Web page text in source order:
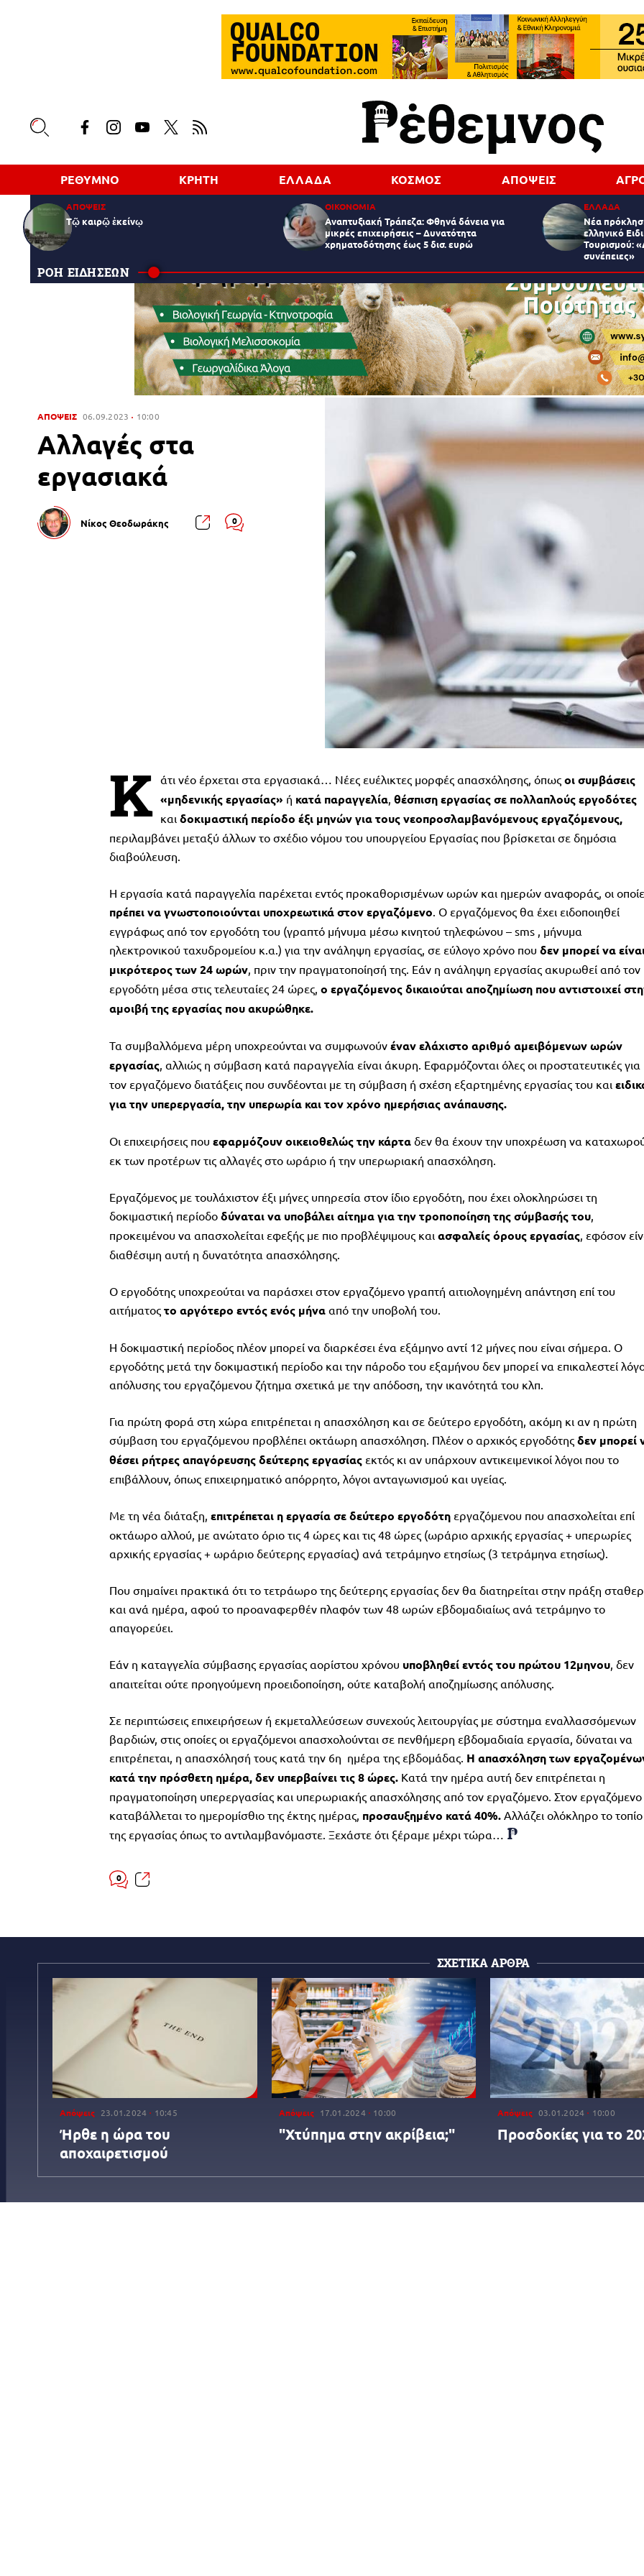
ΡΕΘΥΜΝΟ ΚΡΗΤΗ ΕΛΛΑΔΑ ΚΟΣΜΟΣ ΑΠΟΨΕΙΣ
ΑΠΟΨΕΙΣ
Τῷ καιρῷ ἐκείνῳ
ΟΙΚΟΝΟΜΙΑ
Αναπτυξιακή Τράπεζα: Φθηνά δάνεια για
μικρές επιχειρήσεις – Δυνατότητα
χρηματοδότησης έως 5 δισ. ευρώ
ΕΛΛΑΔΑ
Νέα
ελληνικό
Τουρισμού:
συνέπειες»
ΡΟΗ ΕΙΔΗΣΕΩΝ
ΑΠΟΨΕΙΣ 06.09.2023 10:00
Αλλαγές στα
εργασιακά
Νίκος Θεοδωράκης 0
Κ άτι νέο έρχεται στα εργασιακά… Νέες ευέλικτες μορφές απασχόλησης, όπως οι συμβάσεις
«μηδενικής εργασίας» ή κατά παραγγελία, θέσπιση εργασίας σε πολλαπλούς εργοδότες
και δοκιμαστική περίοδο έξι μηνών για τους νεοπροσλαμβανόμενους εργαζόμενους,
περιλαμβάνει μεταξύ άλλων το σχέδιο νόμου του υπουργείου Εργασίας που βρίσκεται σε δημόσια
διαβούλευση.
Η εργασία κατά παραγγελία παρέχεται εντός προκαθορισμένων ωρών και ημερών αναφοράς, οι
πρέπει να γνωστοποιούνται υποχρεωτικά στον εργαζόμενο. Ο εργαζόμενος θα έχει ειδοποιηθεί
εγγράφως από τον εργοδότη του (γραπτό μήνυμα μέσω κινητού τηλεφώνου – sms , μήνυμα
ηλεκτρονικού ταχυδρομείου κ.α.) για την ανάληψη εργασίας, σε εύλογο χρόνο που δεν μπορεί να
μικρότερος των 24 ωρών, πριν την πραγματοποίησή της. Εάν η ανάληψη εργασίας ακυρωθεί από τον
εργοδότη μέσα στις τελευταίες 24 ώρες, ο εργαζόμενος δικαιούται αποζημίωση που αντιστοιχεί
αμοιβή της εργασίας που ακυρώθηκε.
Τα συμβαλλόμενα μέρη υποχρεούνται να συμφωνούν έναν ελάχιστο αριθμό αμειβόμενων ωρών
εργασίας, αλλιώς η σύμβαση κατά παραγγελία είναι άκυρη. Εφαρμόζονται όλες οι προστατευτικές για
τον εργαζόμενο διατάξεις που συνδέονται με τη σύμβαση ή σχέση εξαρτημένης εργασίας του και
για την υπερεργασία, την υπερωρία και τον χρόνο ημερήσιας ανάπαυσης.
Οι επιχειρήσεις που εφαρμόζουν οικειοθελώς την κάρτα δεν θα έχουν την υποχρέωση να
εκ των προτέρων τις αλλαγές στο ωράριο ή την υπερωριακή απασχόληση.
Εργαζόμενος με τουλάχιστον έξι μήνες υπηρεσία στον ίδιο εργοδότη, που έχει ολοκληρώσει τη
δοκιμαστική περίοδο δύναται να υποβάλει αίτημα για την τροποποίηση της σύμβασής του,
προκειμένου να απασχολείται εφεξής με πιο προβλέψιμους και ασφαλείς όρους εργασίας, εφόσον
διαθέσιμη αυτή η δυνατότητα απασχόλησης.
Ο εργοδότης υποχρεούται να παράσχει στον εργαζόμενο γραπτή αιτιολογημένη απάντηση επί του
αιτήματος το αργότερο εντός ενός μήνα από την υποβολή του.
Η δοκιμαστική περίοδος πλέον μπορεί να διαρκέσει ένα εξάμηνο αντί 12 μήνες που είναι σήμερα. Ο
εργοδότης μετά την δοκιμαστική περίοδο και την πάροδο του εξαμήνου δεν μπορεί να επικαλεστεί
απόλυσης του εργαζόμενου ζήτημα σχετικά με την απόδοση, την ικανότητά του κλπ.
Για πρώτη φορά στη χώρα επιτρέπεται η απασχόληση και σε δεύτερο εργοδότη, ακόμη κι αν η πρώτη
σύμβαση του εργαζόμενου προβλέπει οκτάωρη απασχόληση. Πλέον ο αρχικός εργοδότης δεν μπορεί
θέσει ρήτρες απαγόρευσης δεύτερης εργασίας εκτός κι αν υπάρχουν αντικειμενικοί λόγοι που το
επιβάλλουν, όπως επιχειρηματικό απόρρητο, λόγοι ανταγωνισμού και υγείας.
Με τη νέα διάταξη, επιτρέπεται η εργασία σε δεύτερο εργοδότη εργαζόμενου που απασχολείται επί
οκτάωρο αλλού, με ανώτατο όριο τις 4 ώρες και τις 48 ώρες (ωράριο αρχικής εργασίας + υπερωρίες
αρχικής εργασίας + ωράριο δεύτερης εργασίας) ανά τετράμηνο ετησίως (3 τετράμηνα ετησίως).
Που σημαίνει πρακτικά ότι το τετράωρο της δεύτερης εργασίας δεν θα διατηρείται στην πράξη
και ανά ημέρα, αφού το προαναφερθέν πλαφόν των 48 ωρών εβδομαδιαίως ανά τετράμηνο το
απαγορεύει.
Εάν η καταγγελία σύμβασης εργασίας αορίστου χρόνου υποβληθεί εντός του πρώτου 12μηνου, δεν
απαιτείται ούτε προηγούμενη προειδοποίηση, ούτε καταβολή αποζημίωσης απόλυσης.
Σε περιπτώσεις επιχειρήσεων ή εκμεταλλεύσεων συνεχούς λειτουργίας με σύστημα εναλλασσόμενων
βαρδιών, στις οποίες οι εργαζόμενοι απασχολούνται σε πενθήμερη εβδομαδιαία εργασία, δύναται να
επιτρέπεται, η απασχόλησή τους κατά την 6η ημέρα της εβδομάδας. Η απασχόληση των
κατά την πρόσθετη ημέρα, δεν υπερβαίνει τις 8 ώρες. Κατά την ημέρα αυτή δεν επιτρέπεται η
πραγματοποίηση υπερεργασίας και υπερωριακής απασχόλησης από τον εργαζόμενο. Στον εργαζόμενο
καταβάλλεται το ημερομίσθιο της έκτης ημέρας, προσαυξημένο κατά 40%. Αλλάζει ολόκληρο το τοπίο
της εργασίας όπως το αντιλαμβανόμαστε. Ξεχάστε ότι ξέραμε μέχρι τώρα…
0
ΣΧΕΤΙΚΑ ΑΡΘΡΑ
Απόψεις 23.01.2024 10:45
Ήρθε η ώρα του
αποχαιρετισμού
Απόψεις 17.01.2024 10:00
"Χτύπημα στην ακρίβεια;"
Απόψεις 03.01.2024 10:00
Προσδοκίες για το